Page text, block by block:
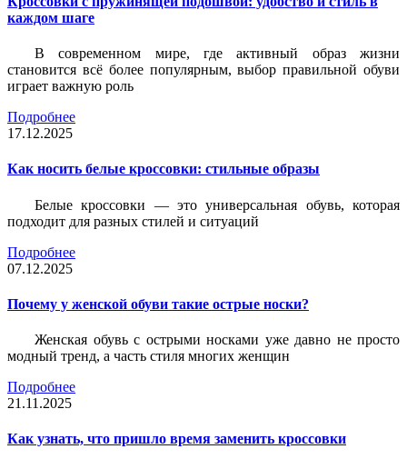
каждом шаге
В современном мире, где активный образ жизни
становится всё более популярным, выбор правильной обуви
играет важную роль
Подробнее
17.12.2025
Как носить белые кроссовки: стильные образы
Белые кроссовки — это универсальная обувь, которая
подходит для разных стилей и ситуаций
Подробнее
07.12.2025
Почему у женской обуви такие острые носки?
Женская обувь с острыми носками уже давно не просто
модный тренд, а часть стиля многих женщин
Подробнее
21.11.2025
Как узнать, что пришло время заменить кроссовки